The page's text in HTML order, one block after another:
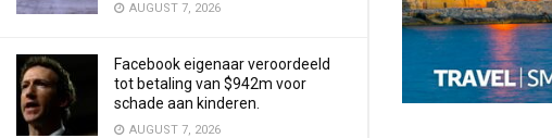
AUGUST 7, 2026
Facebook eigenaar veroordeeld
tot betaling van $942m voor
schade aan kinderen.
AUGUST 7, 2026